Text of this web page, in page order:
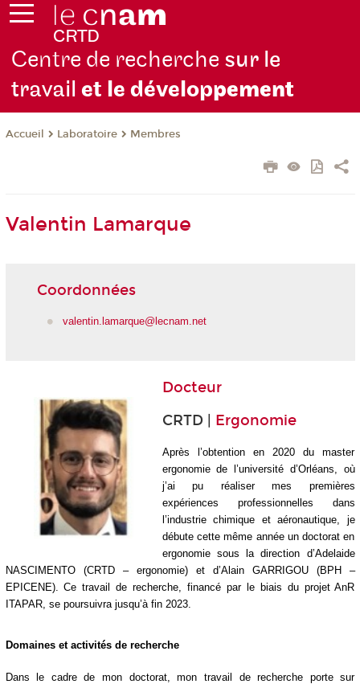
Centre de recherche sur le
travailet le développement
Accueil Laboratoire Membres
Valentin Lamarque
Coordonnées
valentin.lamarque@lecnam.net
Docteur
CRTD | Ergonomie
Après l’obtention en 2020 du master
ergonomie de l’université d’Orléans, où
j’ai pu réaliser mes premières
expériences professionnelles dans
l’industrie chimique et aéronautique, je
débute cette même année un doctorat en
ergonomie sous la direction d’Adelaide
NASCIMENTO (CRTD – ergonomie) et d’Alain GARRIGOU (BPH –
EPICENE). Ce travail de recherche, financé par le biais du projet AnR
ITAPAR, se poursuivra jusqu’à fin 2023.
Domaines et activités de recherche
Dans le cadre de mon doctorat, mon travail de recherche porte sur